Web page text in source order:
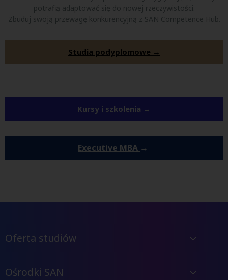
potrafią adaptować się do nowej rzeczywistości.
Zbuduj swoją przewagę konkurencyjną z SAN Competence Hub.
Studia podyplomowe →
Kursy i szkolenia →
Executive MBA →
Oferta studiów
Ośrodki SAN